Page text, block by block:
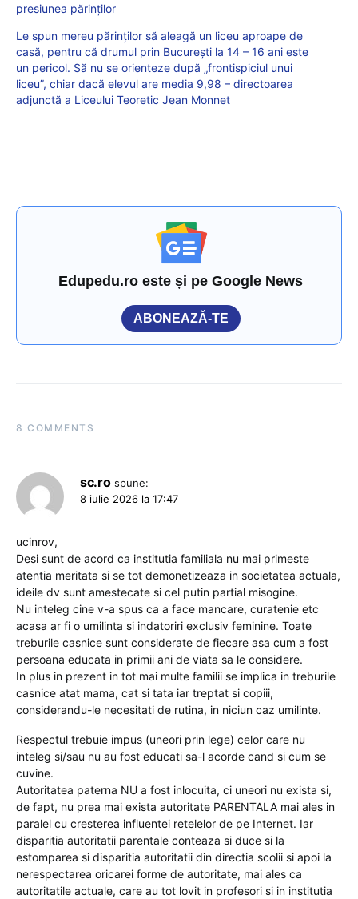
presiunea părinților
Le spun mereu părinților să aleagă un liceu aproape de
casă, pentru că drumul prin București la 14 – 16 ani este
un pericol. Să nu se orienteze după „frontispiciul unui
liceu”, chiar dacă elevul are media 9,98 – directoarea
adjunctă a Liceului Teoretic Jean Monnet
Edupedu.ro este și pe Google News
ABONEAZĂ-TE
8 COMMENTS
sc.ro spune:
8 iulie 2026 la 17:47
ucinrov,
Desi sunt de acord ca institutia familiala nu mai primeste
atentia meritata si se tot demonetizeaza in societatea actuala,
ideile dv sunt amestecate si cel putin partial misogine.
Nu inteleg cine v-a spus ca a face mancare, curatenie etc
acasa ar fi o umilinta si indatoriri exclusiv feminine. Toate
treburile casnice sunt considerate de fiecare asa cum a fost
persoana educata in primii ani de viata sa le considere.
In plus in prezent in tot mai multe familii se implica in treburile
casnice atat mama, cat si tata iar treptat si copiii,
considerandu-le necesitati de rutina, in niciun caz umilinte.
Respectul trebuie impus (uneori prin lege) celor care nu
inteleg si/sau nu au fost educati sa-l acorde cand si cum se
cuvine.
Autoritatea paterna NU a fost inlocuita, ci uneori nu exista si,
de fapt, nu prea mai exista autoritate PARENTALA mai ales in
paralel cu cresterea influentei retelelor de pe Internet. Iar
disparitia autoritatii parentale conteaza si duce si la
estomparea si disparitia autoritatii din directia scolii si apoi la
nerespectarea oricarei forme de autoritate, mai ales ca
autoritatile actuale, care au tot lovit in profesori si in institutia